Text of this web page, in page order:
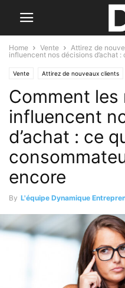
Home Vente Attirez de
influencent nos décisions d’achat
Vente Attirez de nouveaux clients
Choisir sa méthode de com
Les débuts de la vente Les outils
Comment les
influencent
d’achat : ce
encore
By L'équipe Dynamique